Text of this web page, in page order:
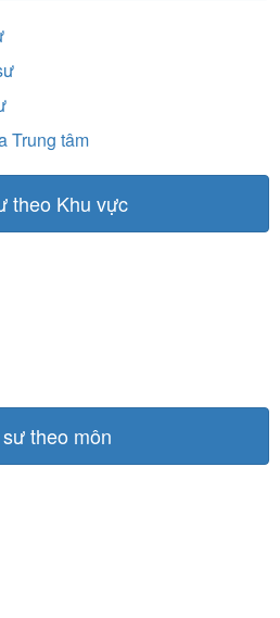
Trung tâm
theo Khu vực
theo môn